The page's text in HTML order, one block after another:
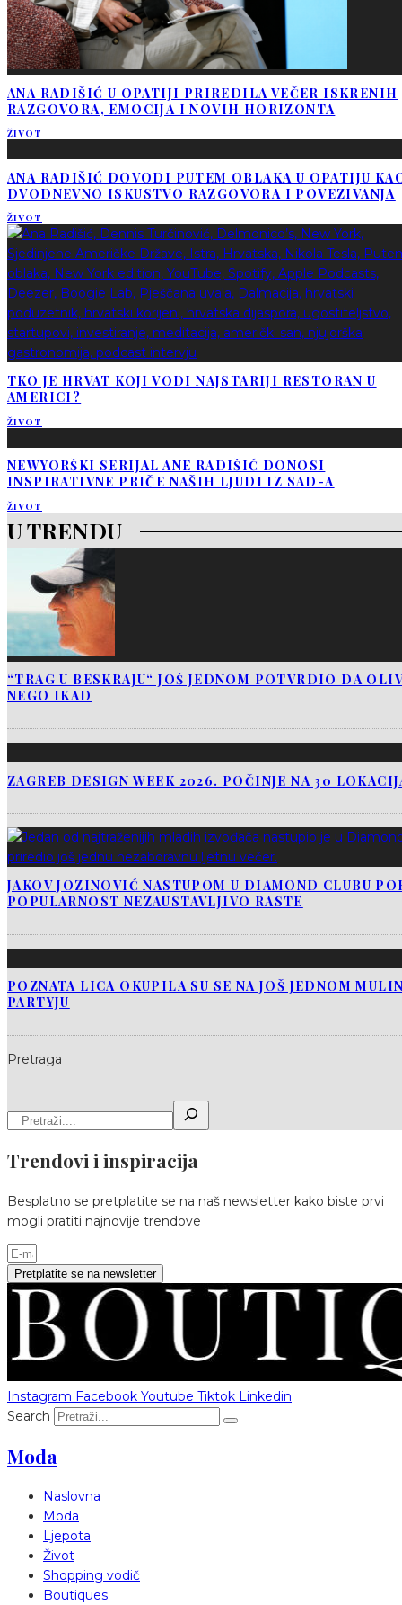
ANA RADIŠIĆ U OPATIJI PRIREDILA VEČER ISKRENIH
RAZGOVORA, EMOCIJA I NOVIH HORIZONTA
ŽIVOT
ANA RADIŠIĆ DOVODI PUTEM OBLAKA U OPATIJU
DVODNEVNO ISKUSTVO RAZGOVORA I POVEZIVANJA
ŽIVOT
TKO JE HRVAT KOJI VODI NAJSTARIJI RESTORAN U
AMERICI?
ŽIVOT
NEWYORŠKI SERIJAL ANE RADIŠIĆ DONOSI
INSPIRATIVNE PRIČE NAŠIH LJUDI IZ SAD-A
ŽIVOT
U TRENDU
“TRAG U BESKRAJU“ JOŠ JEDNOM POTVRDIO DA
NEGO IKAD
ZAGREB DESIGN WEEK 2026. POČINJE NA 30
JAKOV JOZINOVIĆ NASTUPOM U DIAMOND CLUBU
POPULARNOST NEZAUSTAVLJIVO RASTE
POZNATA LICA OKUPILA SU SE NA JOŠ JEDNOM
PARTYJU
Pretraga
Trendovi i inspiracija
Besplatno se pretplatite se na naš newsletter kako biste prvi
mogli pratiti najnovije trendove
Pretplatite se na newsletter
Instagram Facebook Youtube Tiktok Linkedin
Search
Moda
Naslovna
Moda
Ljepota
Život
Shopping vodič
Boutiques